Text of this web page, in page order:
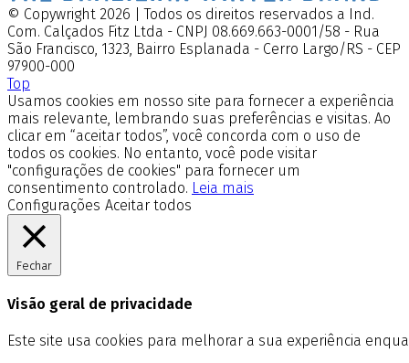
© Copywright 2026 | Todos os direitos reservados a Ind.
Com. Calçados Fitz Ltda - CNPJ 08.669.663-0001/58 - Rua
São Francisco, 1323, Bairro Esplanada - Cerro Largo/RS - CEP
97900-000
Top
Usamos cookies em nosso site para fornecer a experiência
mais relevante, lembrando suas preferências e visitas. Ao
clicar em “aceitar todos”, você concorda com o uso de
todos os cookies. No entanto, você pode visitar
"configurações de cookies" para fornecer um
consentimento controlado. Leia mais
Configurações Aceitar todos
Fechar
Visão geral de privacidade
Este site usa cookies para melhorar a sua experiência